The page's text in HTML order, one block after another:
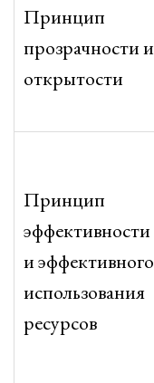
Принцип
прозрачности и
открытости
Принцип
эффективности
и эффективного
использования
ресурсов